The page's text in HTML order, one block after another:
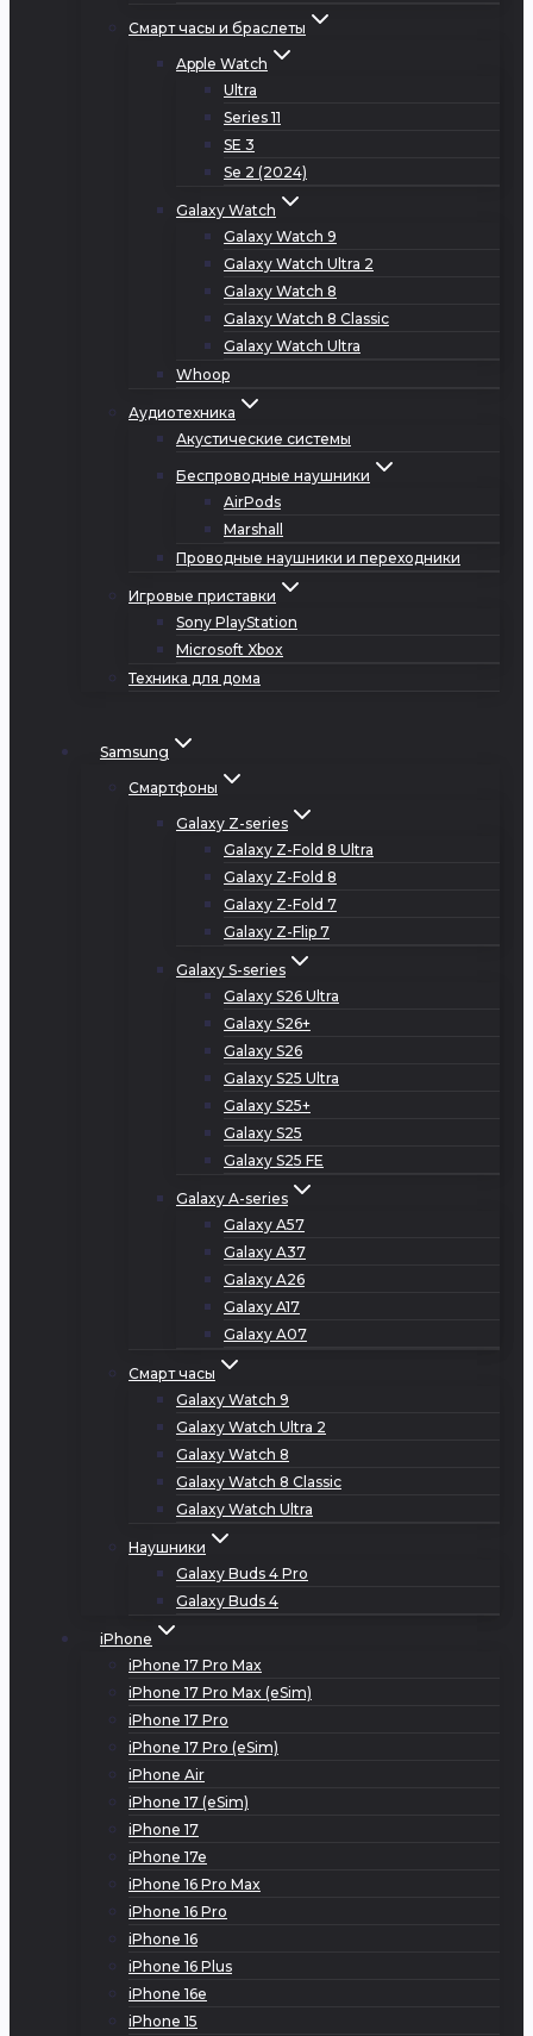
Смарт часы и браслеты
Apple Watch
Ultra
Series 11
SE 3
Se 2 (2024)
Galaxy Watch
Galaxy Watch 9
Galaxy Watch Ultra 2
Galaxy Watch 8
Galaxy Watch 8 Classic
Galaxy Watch Ultra
Whoop
Аудиотехника
Акустические системы
Беспроводные наушники
AirPods
Marshall
Проводные наушники и переходники
Игровые приставки
Sony PlayStation
Microsoft Xbox
Техника для дома
Samsung
Смартфоны
Galaxy Z-series
Galaxy Z-Fold 8 Ultra
Galaxy Z-Fold 8
Galaxy Z-Fold 7
Galaxy Z-Flip 7
Galaxy S-series
Galaxy S26 Ultra
Galaxy S26+
Galaxy S26
Galaxy S25 Ultra
Galaxy S25+
Galaxy S25
Galaxy S25 FE
Galaxy A-series
Galaxy A57
Galaxy A37
Galaxy A26
Galaxy A17
Galaxy A07
Смарт часы
Galaxy Watch 9
Galaxy Watch Ultra 2
Galaxy Watch 8
Galaxy Watch 8 Classic
Galaxy Watch Ultra
Наушники
Galaxy Buds 4 Pro
Galaxy Buds 4
iPhone
iPhone 17 Pro Max
iPhone 17 Pro Max (eSim)
iPhone 17 Pro
iPhone 17 Pro (eSim)
iPhone Air
iPhone 17 (eSim)
iPhone 17
iPhone 17e
iPhone 16 Pro Max
iPhone 16 Pro
iPhone 16
iPhone 16 Plus
iPhone 16e
iPhone 15